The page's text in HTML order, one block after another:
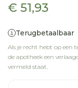
€ 51,93
Terugbetaalbaar
Als je recht hebt op een
de apotheek een
vermeld staat.